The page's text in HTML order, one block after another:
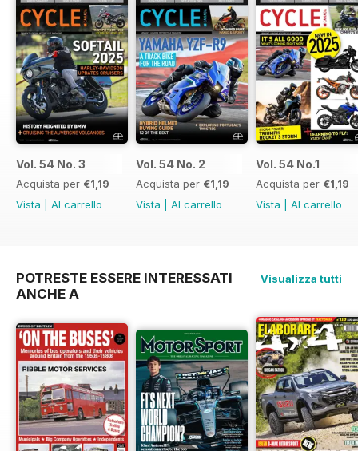
Vol. 54 No. 3
Acquista per €1,19
Vista
Al carrello
Vol. 54 No. 2
Acquista per €1,19
Vista
Al carrello
Vol. 54 No.1
Acquista per €1,19
Vista
Al carrello
POTRESTE ESSERE INTERESSATI
ANCHE A
Visualizza tutti